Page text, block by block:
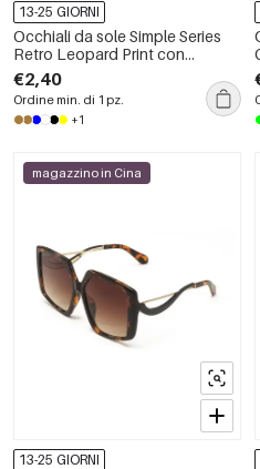
13-25 GIORNI
Occhiali da sole Simple Series
Retro Leopard Print con
sfumature di colore miste
€2,40
Ordine min. di 1 pz.
+1
magazzino in Cina
13-25 GIORNI